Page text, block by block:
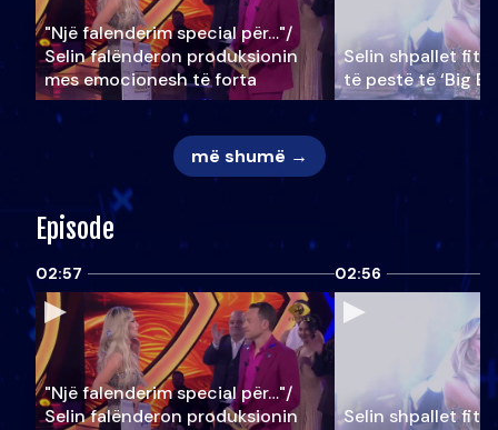
"Një falenderim special për…"/
Selin falënderon produksionin
mes emocionesh të forta
Selin shpallet
të pestë të ‘Big
më shumë →
Episode
02:57
"Një falenderim special për…"/
Selin falënderon produksionin
02:56
Selin shpallet